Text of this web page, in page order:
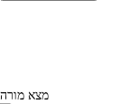
מצא מורה